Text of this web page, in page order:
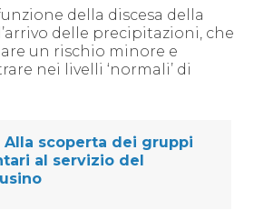
della discesa della
delle precipitazioni, che
un rischio minore e
nei livelli ‘normali’ di
Alla scoperta dei gruppi
al servizio del